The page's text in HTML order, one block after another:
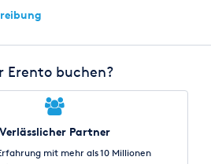
Erento buchen?
Verlässlicher Partner
mit mehr als 10 Millionen